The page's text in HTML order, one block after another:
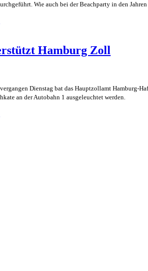
Wie auch bei der Beachparty in den
Hamburg Zoll
Dienstag bat das Hauptzollamt Hamburg-
an der Autobahn 1 ausgeleuchtet werden.